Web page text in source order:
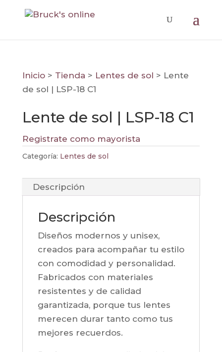
Inicio > Tienda > Lentes de sol > Lente
de sol | LSP-18 C1
Lente de sol | LSP-18 C1
Registrate como mayorista
Categoría: Lentes de sol
Descripción
Descripción
Diseños modernos y unisex,
creados para acompañar tu estilo
con comodidad y personalidad.
Fabricados con materiales
resistentes y de calidad
garantizada, porque tus lentes
merecen durar tanto como tus
mejores recuerdos.